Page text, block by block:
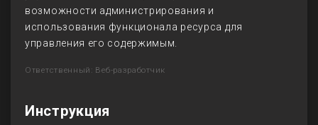
возможности администрирования и
использования функционала ресурса для
управления его содержимым.
Ответственный: Веб-разработчик
Инструкция